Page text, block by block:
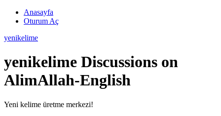
Anasayfa
Oturum Aç
yenikelime
yenikelime Discussions on
AlimAllah-English
Yeni kelime üretme merkezi!